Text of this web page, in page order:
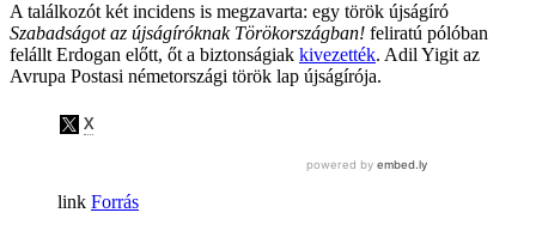
A találkozót két incidens is megzavarta: egy török újságíró
Szabadságot az újságíróknak Törökországban! feliratú pólóban
felállt Erdogan előtt, őt a biztonságiak kivezették. Adil Yigit az
Avrupa Postasi németországi török lap újságírója.
Forrás